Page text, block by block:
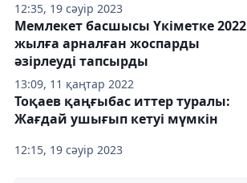
12:35, 19 сәуір 2023
13:09, 11 қаңтар 2022
Мемлекет басшысы Үкіметке 2022
жылға арналған жоспарды
әзірлеуді тапсырды
12:15, 19 сәуір 2023
Тоқаев қаңғыбас иттер туралы:
Жағдай ушығып кетуі мүмкін